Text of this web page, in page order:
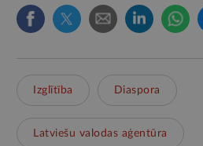
Izglītība Diaspora
Latviešu valodas aģentūra